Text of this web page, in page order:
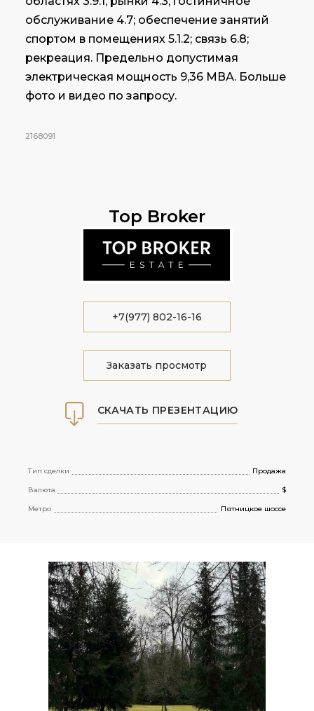
обслуживание 4.7; обеспечение занятий
спортом в помещениях 5.1.2; связь 6.8;
рекреация. Предельно допустимая
электрическая мощность 9,36 МВА. Больше
фото и видео по запросу.
2168091
Top Broker
+7(977) 802-16-16
Заказать просмотр
СКАЧАТЬ ПРЕЗЕНТАЦИЮ
Тип сделки Продажа
Валюта $
Метро Пятницкое шоссе